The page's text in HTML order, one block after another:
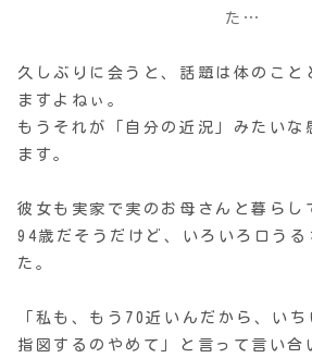
た…
久しぶりに会うと、話題は体のこと
ますよねぃ。
もうそれが「自分の近況」みたいな
ます。
彼女も実家で実のお母さんと暮らし
94歳だそうだけど、いろいろ口うる
た。
「私も、もう70近いんだから、い
指図するのやめて」と言って言い合